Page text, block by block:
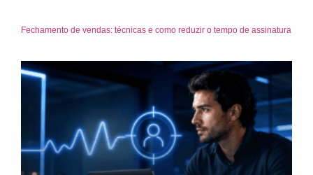
Fechamento de vendas: técnicas e como reduzir o tempo de assinatura